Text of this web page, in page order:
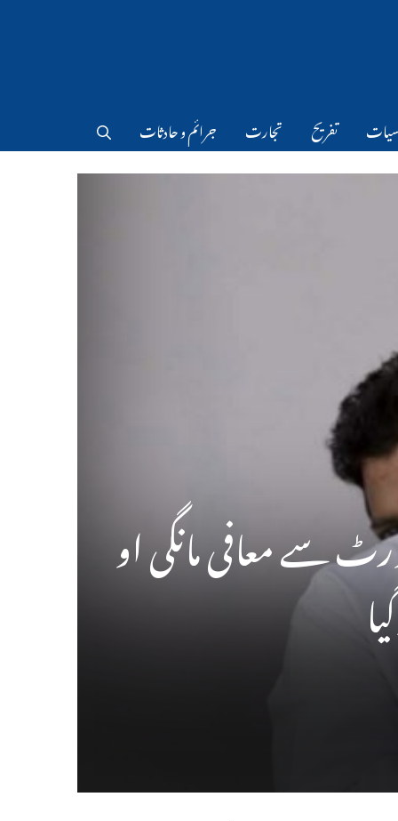
تفریح تجارت جرائم و حادثات
سے معافی مانگی او